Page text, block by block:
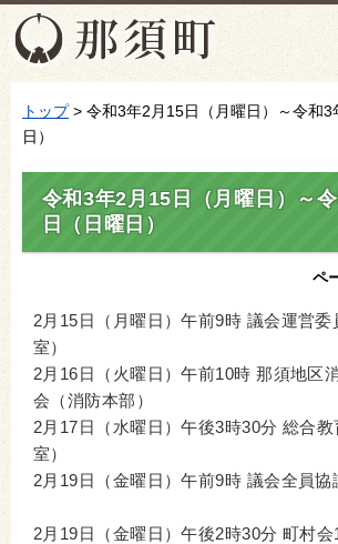
トップ> 令和3年2月15日（月曜日）～令和3
日）
令和3年2月15日（月曜日）～
日（日曜日）
ペ
2月15日（月曜日）午前9時 議会運営委
室）
2月16日（火曜日）午前10時 那須地区
会（消防本部）
2月17日（水曜日）午後3時30分 総合
室）
2月19日（金曜日）午前9時 議会全員協
2月19日（金曜日）午後2時30分 町村